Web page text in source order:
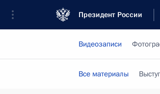
Президент России
Видеозаписи
Все материалы